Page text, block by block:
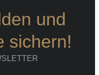
und
sichern!